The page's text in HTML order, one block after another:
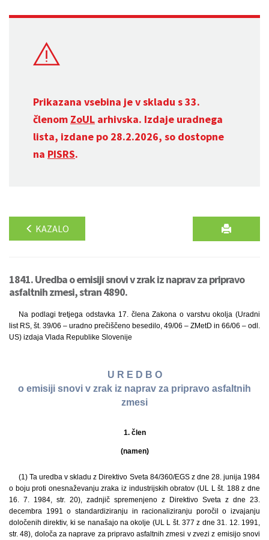
Prikazana vsebina je v skladu s 33.
členom ZoUL arhivska. Izdaje uradnega
lista, izdane po 28.2.2026, so dostopne
na PISRS.
KAZALO
1841. Uredba o emisiji snovi v zrak iz naprav za pripravo
asfaltnih zmesi, stran 4890.
Na podlagi tretjega odstavka 17. člena Zakona o varstvu okolja (Uradni
list RS, št. 39/06 – uradno prečiščeno besedilo, 49/06 – ZMetD in 66/06 – odl.
US) izdaja Vlada Republike Slovenije
U R E D B O
o emisiji snovi v zrak iz naprav za pripravo asfaltnih
zmesi
1. člen
(namen)
(1) Ta uredba v skladu z Direktivo Sveta 84/360/EGS z dne 28. junija 1984
o boju proti onesnaževanju zraka iz industrijskih obratov (UL L št. 188 z dne
16. 7. 1984, str. 20), zadnjič spremenjeno z Direktivo Sveta z dne 23.
decembra 1991 o standardiziranju in racionaliziranju poročil o izvajanju
določenih direktiv, ki se nanašajo na okolje (UL L št. 377 z dne 31. 12. 1991,
str. 48), določa za naprave za pripravo asfaltnih zmesi v zvezi z emisijo snovi